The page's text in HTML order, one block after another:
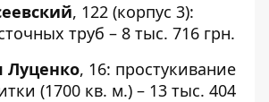
, 122 (корпус 3):
труб – 8 тыс. 716 грн.
Луценко, 16: простукивание
(1700 кв. м.) – 13 тыс. 404